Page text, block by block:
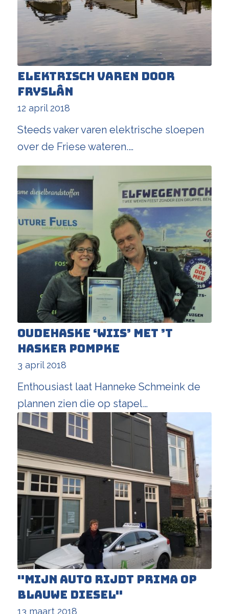
Elektrisch varen door
Fryslân
12 april 2018
Steeds vaker varen elektrische sloepen
over de Friese wateren.…
Oudehaske ‘wiis’ met ’t
Hasker Pompke
3 april 2018
Enthousiast laat Hanneke Schmeink de
plannen zien die op stapel…
"Mijn auto rijdt prima op
blauwe diesel"
13 maart 2018